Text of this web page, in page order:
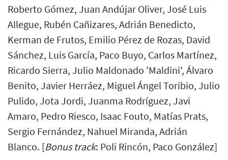
Roberto Gómez, Juan Andújar Oliver, José Luis
Allegue, Rubén Cañizares, Adrián Benedicto,
Kerman de Frutos, Emilio Pérez de Rozas, David
Sánchez, Luis García, Paco Buyo, Carlos Martínez,
Ricardo Sierra, Julio Maldonado 'Maldini', Álvaro
Benito, Javier Herráez, Miguel Ángel Toribio, Julio
Pulido, Jota Jordi, Juanma Rodríguez, Javi
Amaro, Pedro Riesco, Isaac Fouto, Matías Prats,
Sergio Fernández, Nahuel Miranda, Adrián
Blanco. [Bonus track: Poli Rincón, Paco González]